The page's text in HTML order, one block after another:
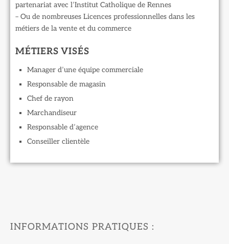
partenariat avec l’Institut Catholique de Rennes
– Ou de nombreuses Licences professionnelles dans les
métiers de la vente et du commerce
MÉTIERS VISÉS
Manager d’une équipe commerciale
Responsable de magasin
Chef de rayon
Marchandiseur
Responsable d’agence
Conseiller clientèle
INFORMATIONS PRATIQUES :